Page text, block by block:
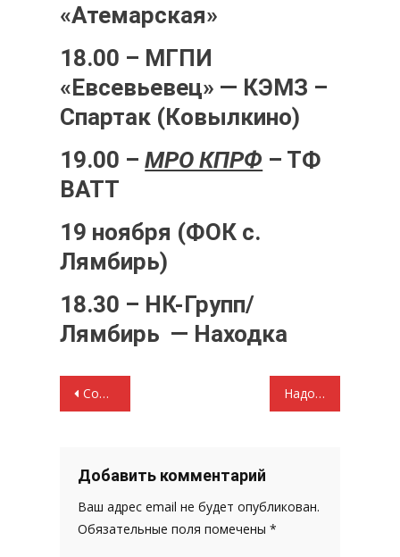
«Атемарская»
18.00 – МГПИ
«Евсевьевец» — КЭМЗ –
Спартак (Ковылкино)
19.00 –МРО КПРФ – ТФ
ВАТТ
19 ноября (ФОК с.
Лямбирь)
18.30 – НК-Групп/
Лямбирь — Находка
Навигация
записям
Совместный турнир команд «Золотой» и «Серебряной» лиг «РОО Ассоциация мини-футбола Республики Мордовия» Надо снять розовые очки. Видео выступление первого секретаря Комитета МРО КПРФ Зайцевой Валентины Алексеевны
Добавить комментарий
Ваш адрес email не будет опубликован.
Обязательные поля помечены*